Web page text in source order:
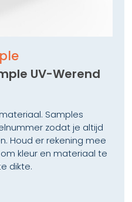
UV-Werend
Samples
zodat je altijd
Houd er rekening mee
kleur en materiaal te
dikte.